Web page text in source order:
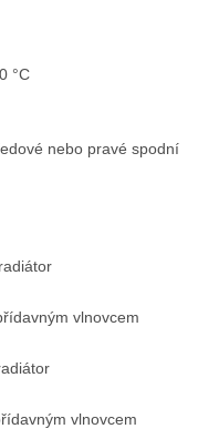
°C
nebo pravé spodní
vlnovcem
vlnovcem